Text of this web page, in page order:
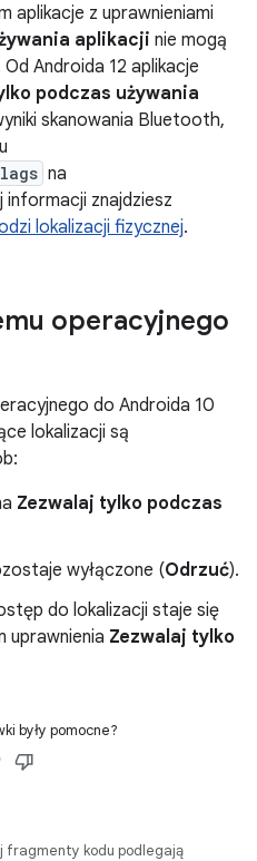
aplikacje z uprawnieniami
aplikacji nie mogą
Androida 12 aplikacje
podczas używania
skanowania Bluetooth,
na
informacji znajdziesz
lokalizacji fizycznej.
operacyjnego
do Androida 10
lokalizacji są
Zezwalaj tylko podczas
wyłączone (Odrzuć).
do lokalizacji staje się
uprawnienia Zezwalaj tylko
były pomocne?
fragmenty kodu podlegają